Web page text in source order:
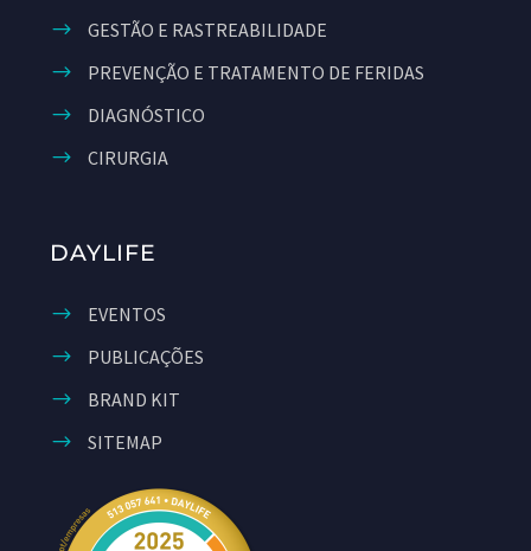
GESTÃO E RASTREABILIDADE
PREVENÇÃO E TRATAMENTO DE FERIDAS
DIAGNÓSTICO
CIRURGIA
DAYLIFE
EVENTOS
PUBLICAÇÕES
BRAND KIT
SITEMAP